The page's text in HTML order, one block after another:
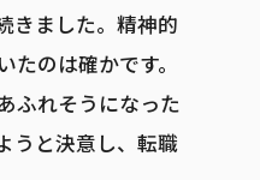
きました。精神的
のは確かです。
ふれそうになった
うと決意し、転職